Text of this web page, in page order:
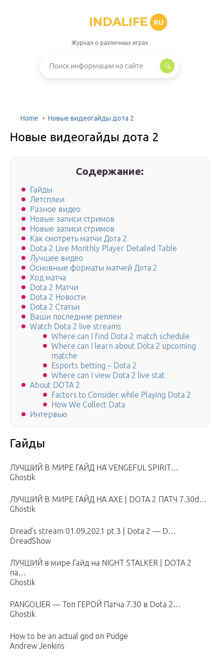
INDALIFE RU
Журнал о различных играх
Home Новые видеогайды дота 2
Новые видеогайды дота 2
Содержание:
Гайды
Летсплеи
Разное видео
Новые записи стримов
Новые записи стримов
Как смотреть матчи Дота 2
Dota 2 Live Monthly Player Detailed Table
Лучшее видео
Основные форматы матчей Дота 2
Ход матча
Dota 2 Матчи
Dota 2 Новости
Dota 2 Статьи
Ваши последние реплеи
Watch Dota 2 live streams
Where can I find Dota 2 match schedule
Where can I learn about Dota 2 upcoming
matche
Esports betting – Dota 2
Where can I view Dota 2 live stat
About DOTA 2
Factors to Consider while Playing Dota 2
How We Collect Data
Интервью
Гайды
ЛУЧШИЙ В МИРЕ ГАЙД НА VENGEFUL SPIRIT…
Ghostik
ЛУЧШИЙ В МИРЕ ГАЙД НА AXE | DOTA 2 ПАТЧ 7.30d…
Ghostik
Dread’s stream 01.09.2021 pt 3 | Dota 2 — D…
DreadShow
ЛУЧШИЙ в мире Гайд на NIGHT STALKER | DOTA 2
па…
Ghostik
PANGOLIER — Топ ГЕРОЙ Патча 7.30 в Dota 2…
Ghostik
How to be an actual god on Pudge
Andrew Jenkins